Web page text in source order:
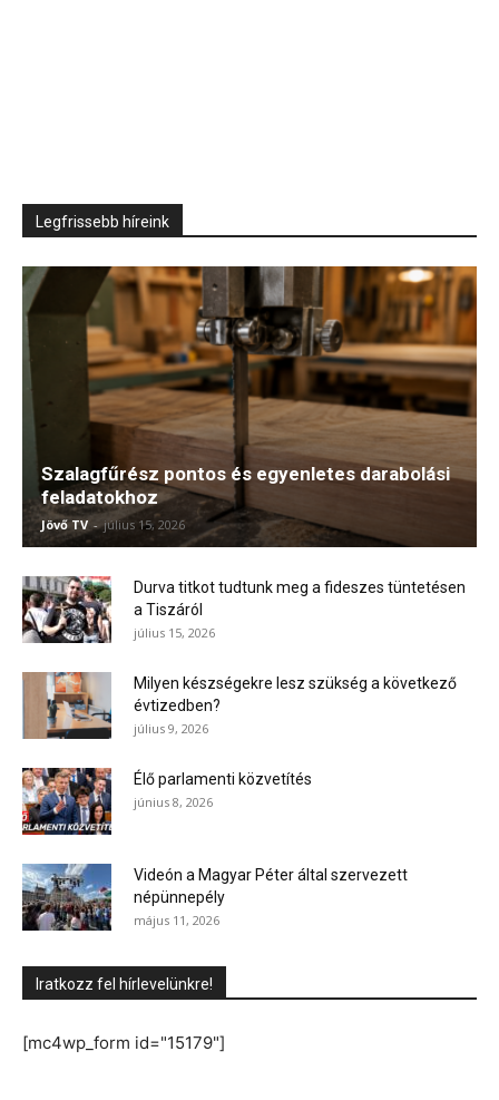
Legfrissebb híreink
Szalagfűrész pontos és egyenletes darabolási
feladatokhoz
Jövő TV - július 15, 2026
Durva titkot tudtunk meg a fideszes tüntetésen
a Tiszáról
július 15, 2026
Milyen készségekre lesz szükség a következő
évtizedben?
július 9, 2026
Élő parlamenti közvetítés
június 8, 2026
Videón a Magyar Péter által szervezett
népünnepély
május 11, 2026
Iratkozz fel hírlevelünkre!
[mc4wp_form id="15179"]